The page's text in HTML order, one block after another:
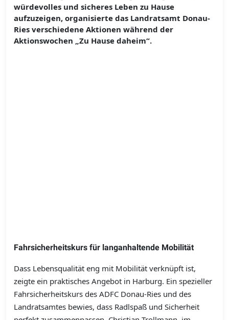
würdevolles und sicheres Leben zu Hause
aufzuzeigen, organisierte das Landratsamt Donau-
Ries verschiedene Aktionen während der
Aktionswochen „Zu Hause daheim“.
Fahrsicherheitskurs für langanhaltende Mobilität
Dass Lebensqualität eng mit Mobilität verknüpft ist,
zeigte ein praktisches Angebot in Harburg. Ein spezieller
Fahrsicherheitskurs des ADFC Donau-Ries und des
Landratsamtes bewies, dass Radlspaß und Sicherheit